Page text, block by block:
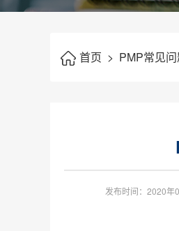
首页 > PMP常见
发布时间： 2020年